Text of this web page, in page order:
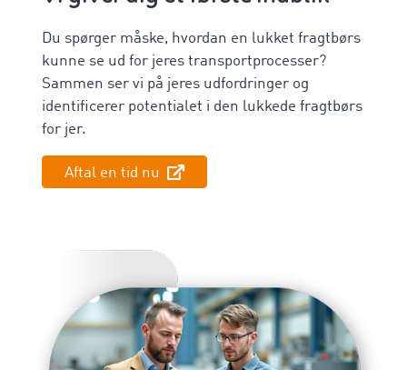
Du spørger måske, hvordan en lukket fragtbørs
kunne se ud for jeres transportprocesser?
Sammen ser vi på jeres udfordringer og
identificerer potentialet i den lukkede fragtbørs
for jer.
Aftal en tid nu